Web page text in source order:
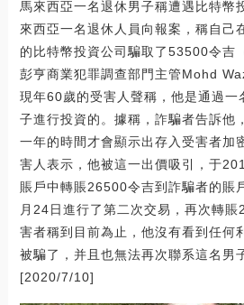
馬來西亞一名退休男子稱遭遇比特幣
來西亞一名退休人員向報案，稱自己
的比特幣投資公司騙取了53500令吉
彭亨商業犯罪調查部門主管Mohd
現年60歲的受害人聲稱，他是通過一
子進行投資的。據稱，詐騙者告訴他
一年的時間才會顯示出存入受害者加
害人表示，他被這一出價吸引，于
賬戶中轉賬26500令吉到詐騙者的賬
月24日進行了第二次交易，再次轉
害者稱到目前為止，他沒有看到任何
被騙了，并且也無法再次聯系這名男
[2020/7/10]